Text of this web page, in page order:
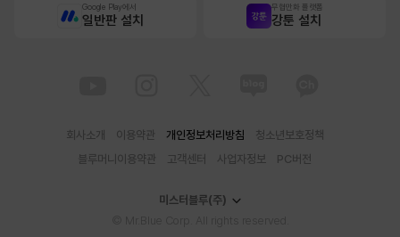
Google Play에서
일반판 설치
무협만화 플랫폼
강툰 설치
회사소개 이용약관 개인정보처리방침
청소년보호정책
블루머니이용약관
고객센터 사업자정보 PC버전
미스터블루(주)